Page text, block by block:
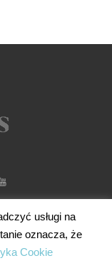
usługi na
oznacza, że
Cookie